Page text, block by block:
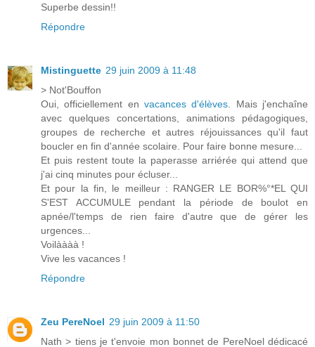
Superbe dessin!!
Répondre
Mistinguette 29 juin 2009 à 11:48
> Not'Bouffon
Oui, officiellement en vacances d'élèves . Mais j'enchaîne
avec quelques concertations, animations pédagogiques,
groupes de recherche et autres réjouissances qu'il faut
boucler en fin d'année scolaire. Pour faire bonne mesure...
Et puis restent toute la paperasse arriérée qui attend que
j'ai cinq minutes pour écluser...
Et pour la fin, le meilleur : RANGER LE BOR%°*EL QUI
S'EST ACCUMULE pendant la période de boulot en
apnée/l'temps de rien faire d'autre que de gérer les
urgences...
Voilàààà !
Vive les vacances !
Répondre
Zeu PereNoel 29 juin 2009 à 11:50
Nath > tiens je t'envoie mon bonnet de PereNoel dédicacé